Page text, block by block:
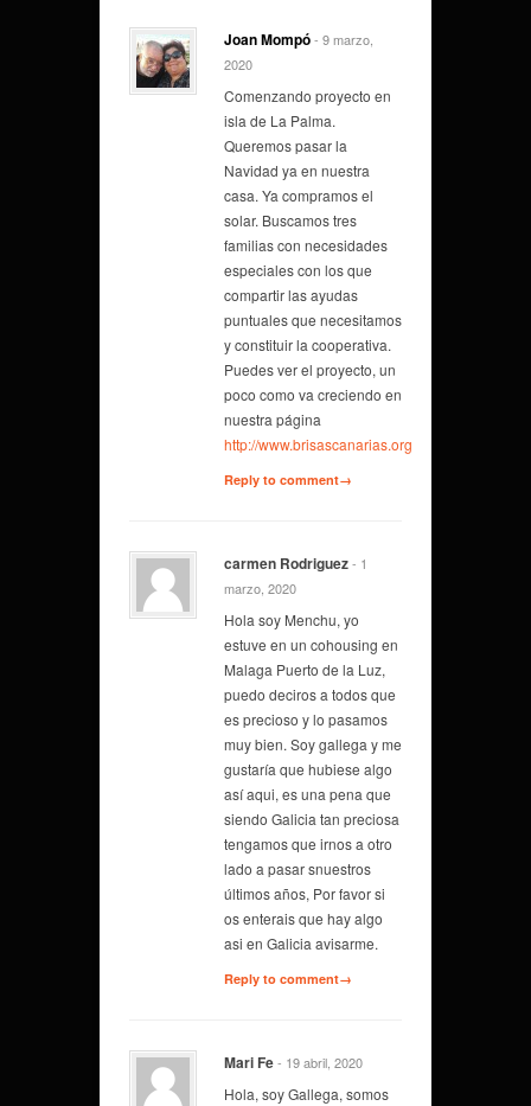
Joan Mompó- 9 marzo,
2020
Comenzando proyecto en
isla de La Palma.
Queremos pasar la
Navidad ya en nuestra
casa. Ya compramos el
solar. Buscamos tres
familias con necesidades
especiales con los que
compartir las ayudas
puntuales que necesitamos
y constituir la cooperativa.
Puedes ver el proyecto, un
poco como va creciendo en
nuestra página
http://www.brisascanarias.org
Reply to comment→
carmen Rodriguez- 1
marzo, 2020
Hola soy Menchu, yo
estuve en un cohousing en
Malaga Puerto de la Luz,
puedo deciros a todos que
es precioso y lo pasamos
muy bien. Soy gallega y me
gustaría que hubiese algo
así aqui, es una pena que
siendo Galicia tan preciosa
tengamos que irnos a otro
lado a pasar snuestros
últimos años, Por favor si
os enterais que hay algo
asi en Galicia avisarme.
Reply to comment→
Mari Fe- 19 abril, 2020
Hola, soy Gallega, somos